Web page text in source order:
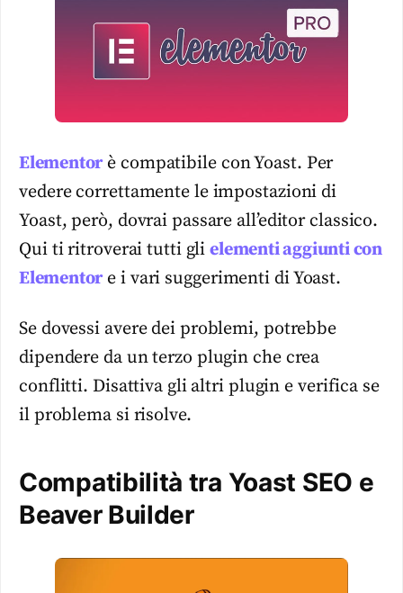
Elementorè compatibile con Yoast. Per
vedere correttamente le impostazioni di
Yoast, però, dovrai passare all’editor classico.
Qui ti ritroverai tutti glielementi aggiunti con
Elementore i vari suggerimenti di Yoast.
Se dovessi avere dei problemi, potrebbe
dipendere da un terzo plugin che crea
conflitti. Disattiva gli altri plugin e verifica se
il problema si risolve.
Compatibilità tra Yoast SEO e
Beaver Builder